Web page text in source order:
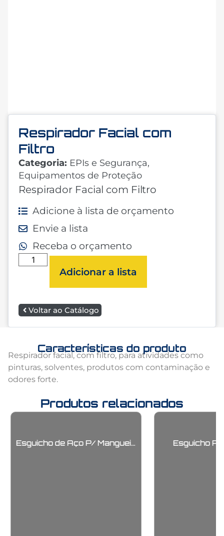
Respirador Facial com
Filtro
Categoria: EPIs e Segurança,
Equipamentos de Proteção
Respirador Facial com Filtro
Adicione à lista de orçamento
Envie a lista
Receba o orçamento
Adicionar a lista
Voltar ao Catálogo
Características do produto
Respirador facial, com filtro, para atividades como
pinturas, solventes, produtos com contaminação e
odores forte.
Produtos relacionados
Esguicho de Aço P/ Mangueira Esguicho